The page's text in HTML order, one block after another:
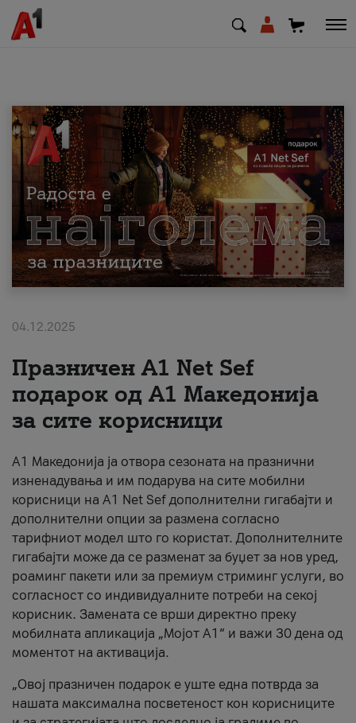
МК EN SQ
Приватни Деловни
Поддршка
Надополни кредит
За нас
#ПодобарОнлајн
04.12.2025
Празничен A1 Net Sеf
подарок од А1 Македонија
за сите корисници
А1 Македонија ја отвора сезоната на празнични
изненадувања и им подарува на сите мобилни
корисници на A1 Net Sef дополнителни гигабајти и
дополнителни опции за размена согласно
тарифниот модел што го користат. Дополнителните
гигабајти може да се разменат за буџет за нов уред,
роаминг пакети или за премиум стриминг услуги, во
согласност со индивидуалните потреби на секој
корисник. Замената се врши директно преку
мобилната апликација „Мојот А1“ и важи 30 дена од
моментот на активација.
„Овој празничен подарок е уште една потврда за
нашата максимална посветеност кон корисниците